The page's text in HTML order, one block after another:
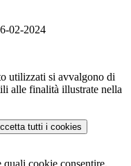
02-2024
utilizzati si avvalgono di
alle finalità illustrate nella
tutti i cookies
quali cookie consentire.